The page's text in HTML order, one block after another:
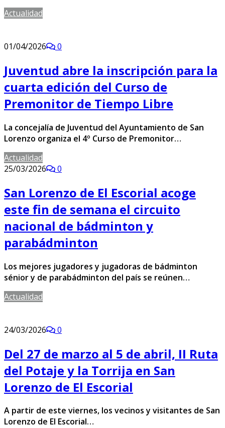
Actualidad
01/04/2026 0
Juventud abre la inscripción para la
cuarta edición del Curso de
Premonitor de Tiempo Libre
La concejalía de Juventud del Ayuntamiento de San
Lorenzo organiza el 4º Curso de Premonitor…
Actualidad
25/03/2026
0
San Lorenzo de El Escorial acoge
este fin de semana el circuito
nacional de bádminton y
parabádminton
Los mejores jugadores y jugadoras de bádminton
sénior y de parabádminton del país se reúnen…
Actualidad
24/03/2026 0
Del 27 de marzo al 5 de abril, II Ruta
del Potaje y la Torrija en San
Lorenzo de El Escorial
A partir de este viernes, los vecinos y visitantes de San
Lorenzo de El Escorial…